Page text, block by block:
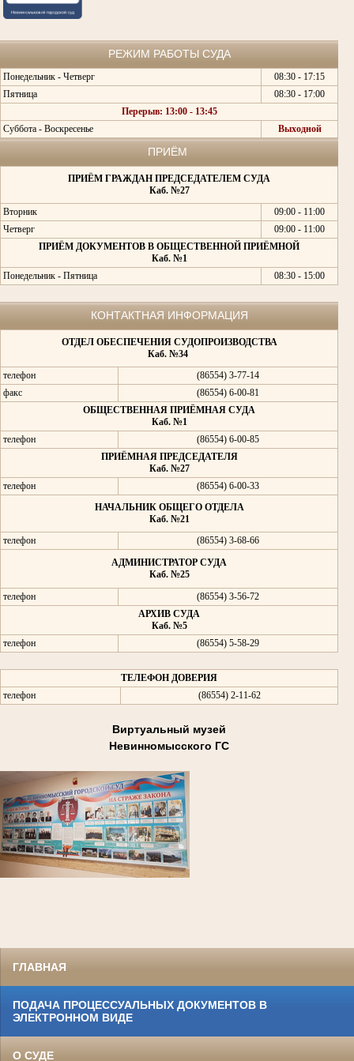
РЕЖИМ РАБОТЫ СУДА
Понедельник - Четверг
08:30 - 17:15
Пятница
08:30 - 17:00
Перерыв: 13:00 - 13:45
Суббота - Воскресенье
Выходной
ПРИЁМ
ПРИЁМ ГРАЖДАН ПРЕДСЕДАТЕЛЕМ СУДА
Каб. №27
Вторник
09:00 - 11:00
Четверг
09:00 - 11:00
ПРИЁМ ДОКУМЕНТОВ В ОБЩЕСТВЕННОЙ ПРИЁМНОЙ
Каб. №1
Понедельник - Пятница
08:30 - 15:00
КОНТАКТНАЯ ИНФОРМАЦИЯ
ОТДЕЛ ОБЕСПЕЧЕНИЯ СУДОПРОИЗВОДСТВА
Каб. №34
телефон
(86554) 3-77-14
факс
(86554) 6-00-81
ОБЩЕСТВЕННАЯ ПРИЁМНАЯ СУДА
Каб. №1
телефон
(86554) 6-00-85
ПРИЁМНАЯ ПРЕДСЕДАТЕЛЯ
Каб. №27
телефон
(86554) 6-00-33
НАЧАЛЬНИК ОБЩЕГО ОТДЕЛА
Каб. №21
телефон
(86554) 3-68-66
АДМИНИСТРАТОР СУДА
Каб. №25
телефон
(86554) 3-56-72
АРХИВ СУДА
Каб. №5
телефон
(86554) 5-58-29
ТЕЛЕФОН ДОВЕРИЯ
телефон
(86554) 2-11-62
Виртуальный музей
Невинномысского ГС
ГЛАВНАЯ
ПОДАЧА ПРОЦЕССУАЛЬНЫХ ДОКУМЕНТОВ В
ЭЛЕКТРОННОМ ВИДЕ
О СУДЕ